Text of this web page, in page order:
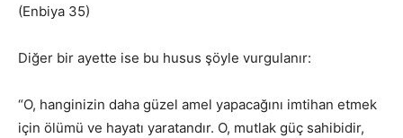
(Enbiya 35)
Diğer bir ayette ise bu husus şöyle vurgulanır:
“O, hanginizin daha güzel amel yapacağını imtihan etmek
için ölümü ve hayatı yaratandır. O, mutlak güç sahibidir,